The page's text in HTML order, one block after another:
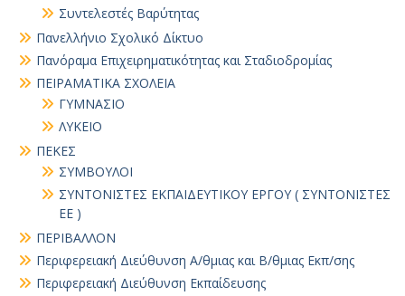
Συντελεστές Βαρύτητας
Πανελλήνιο Σχολικό Δίκτυο
Πανόραμα Επιχειρηματικότητας και Σταδιοδρομίας
ΠΕΙΡΑΜΑΤΙΚΑ ΣΧΟΛΕΙΑ
ΓΥΜΝΑΣΙΟ
ΛΥΚΕΙΟ
ΠΕΚΕΣ
ΣΥΜΒΟΥΛΟΙ
ΣΥΝΤΟΝΙΣΤΕΣ ΕΚΠΑΙΔΕΥΤΙΚΟΥ ΕΡΓΟΥ ( ΣΥΝΤΟΝΙΣΤΕΣ
ΕΕ )
ΠΕΡΙΒΑΛΛΟΝ
Περιφερειακή Διεύθυνση Α/θμιας και Β/θμιας Εκπ/σης
Περιφερειακή Διεύθυνση Εκπαίδευσης